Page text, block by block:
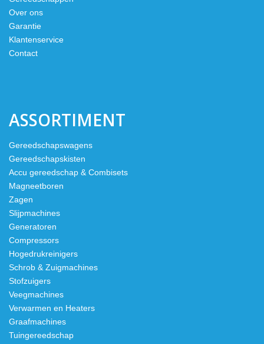
Over ons
Garantie
Klantenservice
Contact
ASSORTIMENT
Gereedschapswagens
Gereedschapskisten
Accu gereedschap & Combisets
Magneetboren
Zagen
Slijpmachines
Generatoren
Compressors
Hogedrukreinigers
Schrob & Zuigmachines
Stofzuigers
Veegmachines
Verwarmen en Heaters
Graafmachines
Tuingereedschap